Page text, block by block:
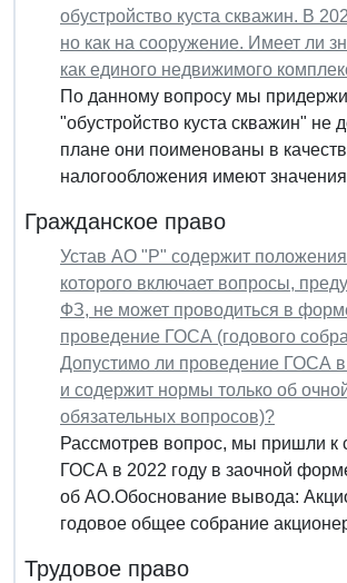
обустройство куста скважин. В
но как на сооружение. Имеет ли
как единого недвижимого
По данному вопросу мы
"обустройство куста скважин" не
плане они поименованы в
налогообложения имеют
Гражданское право
Устав АО "Р" содержит
которого включает вопросы,
ФЗ, не может проводиться в
проведение ГОСА (годового
Допустимо ли проведение ГОСА
и содержит нормы только об
обязательных вопросов)?
Рассмотрев вопрос, мы пришли
ГОСА в 2022 году в заочной
об АО.Обоснование вывода:
годовое общее собрание
Трудовое право